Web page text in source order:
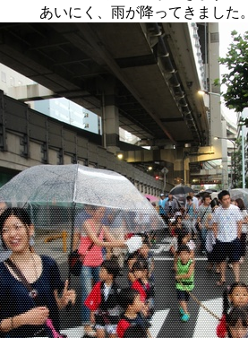
あいにく、雨が降ってきました。